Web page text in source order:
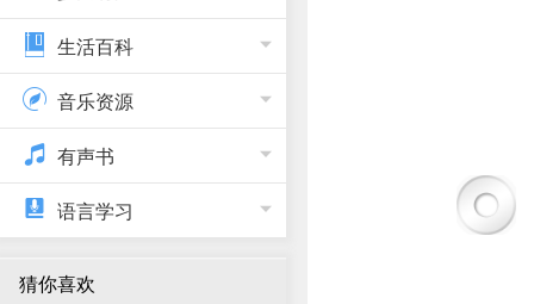
生活百科
音乐资源
有声书
语言学习
猜你喜欢